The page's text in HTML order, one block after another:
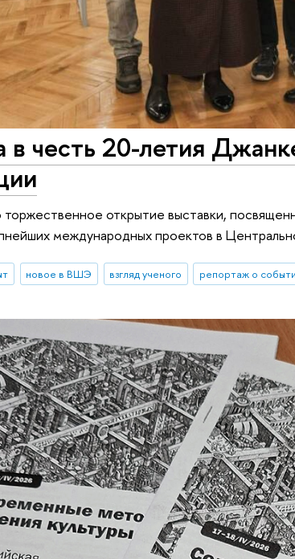
в честь 20-летия
торжественное открытие выставки,
международных проектов в
новое в ВШЭ взгляд ученого репортаж о